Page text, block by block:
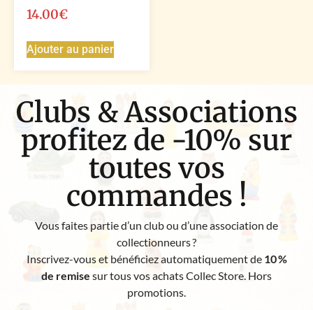
14.00€
Ajouter au panier
Clubs & Associations
profitez de -10% sur
toutes vos
commandes !
Vous faites partie d’un club ou d’une association de
collectionneurs ?
Inscrivez-vous et bénéficiez automatiquement de 10 %
de remise sur tous vos achats Collec Store. Hors
promotions.